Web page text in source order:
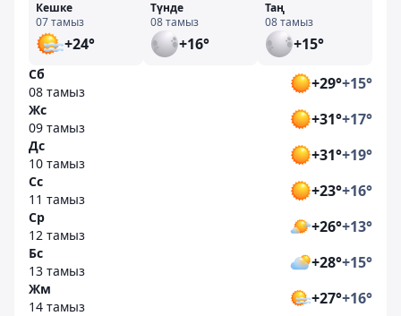
Кешке
07 тамыз
+24°
Түнде
08 тамыз
+16°
Таң
08 тамыз
+15°
Сб
08 тамыз
+29°+15°
Жс
09 тамыз
+31°+17°
Дс
10 тамыз
+31°+19°
Сс
11 тамыз
+23°+16°
Ср
12 тамыз
+26°+13°
Бс
13 тамыз
+28°+15°
Жм
14 тамыз
+27°+16°